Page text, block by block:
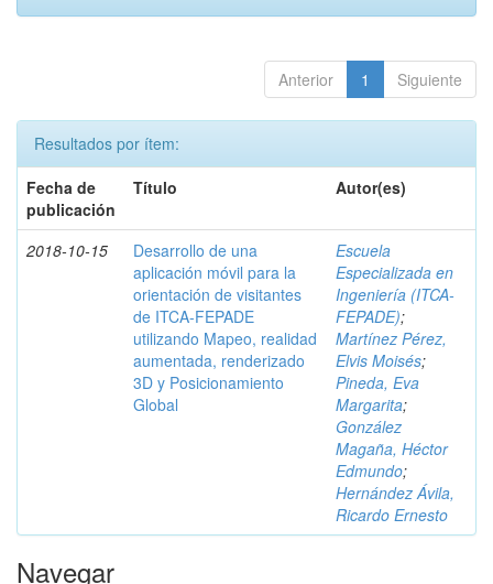
Anterior 1 Siguiente
Resultados por ítem:
Fecha de
publicación
Título Autor(es)
2018-10-15
Desarrollo de una
aplicación móvil para la
orientación de visitantes
de ITCA-FEPADE
utilizando Mapeo, realidad
aumentada, renderizado
3D y Posicionamiento
Global
Escuela
Especializada en
Ingeniería (ITCA-
FEPADE);
Martínez Pérez,
Elvis Moisés;
Pineda, Eva
Margarita;
González
Magaña, Héctor
Edmundo;
Hernández Ávila,
Ricardo Ernesto
Navegar